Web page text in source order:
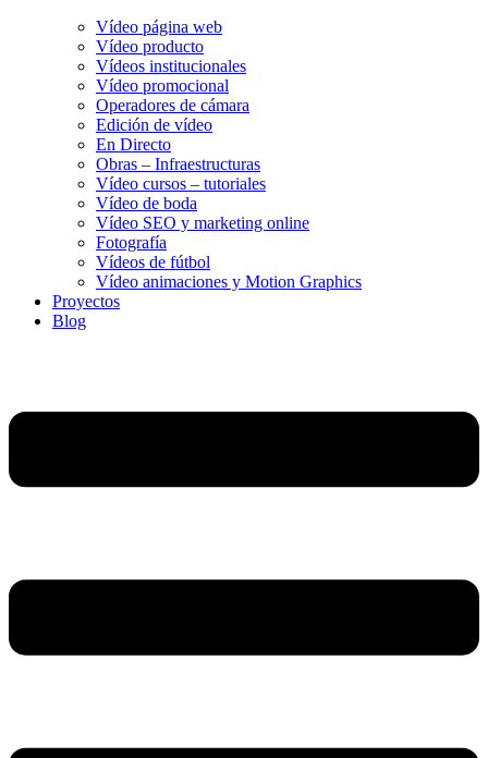
Vídeo página web
Vídeo producto
Vídeos institucionales
Vídeo promocional
Operadores de cámara
Edición de vídeo
En Directo
Obras – Infraestructuras
Vídeo cursos – tutoriales
Vídeo de boda
Vídeo SEO y marketing online
Fotografía
Vídeos de fútbol
Vídeo animaciones y Motion Graphics
Proyectos
Blog